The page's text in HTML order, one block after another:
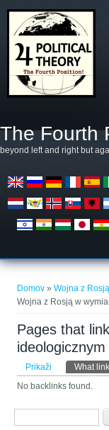
The Fourth
beyond left and right but
Domov »Wojna z
Wojna z Rosją w
Pages that
ideologicznym
Primarni
Prikaži What
No backlinks found.